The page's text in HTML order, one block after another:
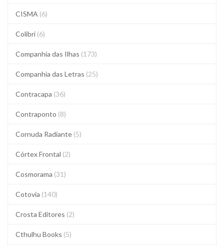
CISMA (6)
Colibri (6)
Companhia das Ilhas (173)
Companhia das Letras (25)
Contracapa (36)
Contraponto (8)
Cornuda Radiante (5)
Córtex Frontal (2)
Cosmorama (31)
Cotovia (140)
Crosta Editores (2)
Cthulhu Books (5)